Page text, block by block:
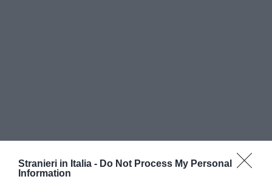
Stranieri in Italia - Do Not Process My Personal
Information